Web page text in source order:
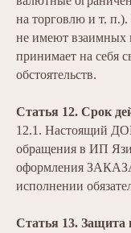
на торговлю и т.
не имеют
принимает на себя
обстоятельств.
Статья 12. Срок
12.1. Настоящий
обращения в ИП
оформления
исполнении
Статья 13. Защита